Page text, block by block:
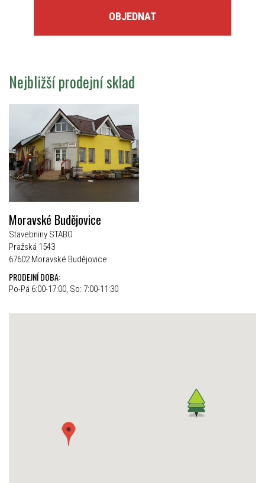
OBJEDNAT
Nejbližší prodejní sklad
Moravské Budějovice
Stavebniny STABO
Pražská 1543
67602 Moravské Budějovice
PRODEJNÍ DOBA:
Po-Pá 6:00-17:00, So: 7:00-11:30